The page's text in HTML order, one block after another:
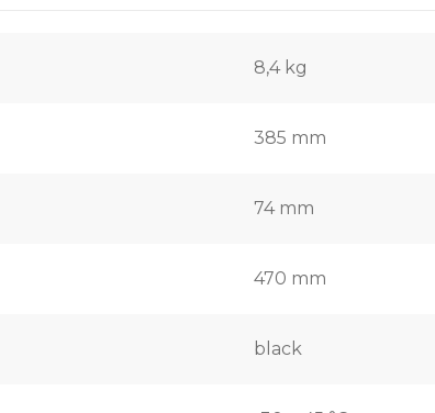
8,4 kg
385 mm
74 mm
470 mm
black